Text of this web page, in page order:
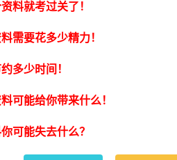
料就考过关了！
需要花多少精力！
多少时间！
可能给你带来什么！
可能失去什么？